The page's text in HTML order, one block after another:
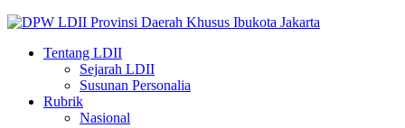
Tentang LDII
Sejarah LDII
Susunan Personalia
Rubrik
Nasional